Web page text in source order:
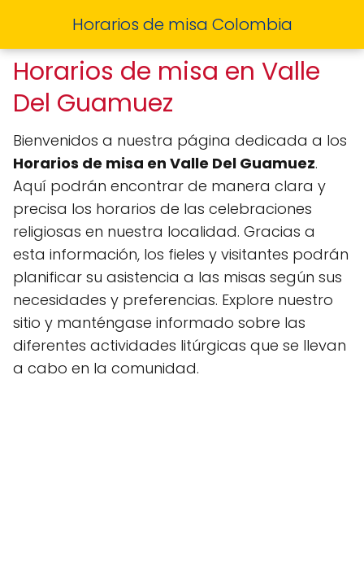
Horarios de misa Colombia
Horarios de misa en Valle
Del Guamuez
Bienvenidos a nuestra página dedicada a los
Horarios de misa en Valle Del Guamuez.
Aquí podrán encontrar de manera clara y
precisa los horarios de las celebraciones
religiosas en nuestra localidad. Gracias a
esta información, los fieles y visitantes podrán
planificar su asistencia a las misas según sus
necesidades y preferencias. Explore nuestro
sitio y manténgase informado sobre las
diferentes actividades litúrgicas que se llevan
a cabo en la comunidad.